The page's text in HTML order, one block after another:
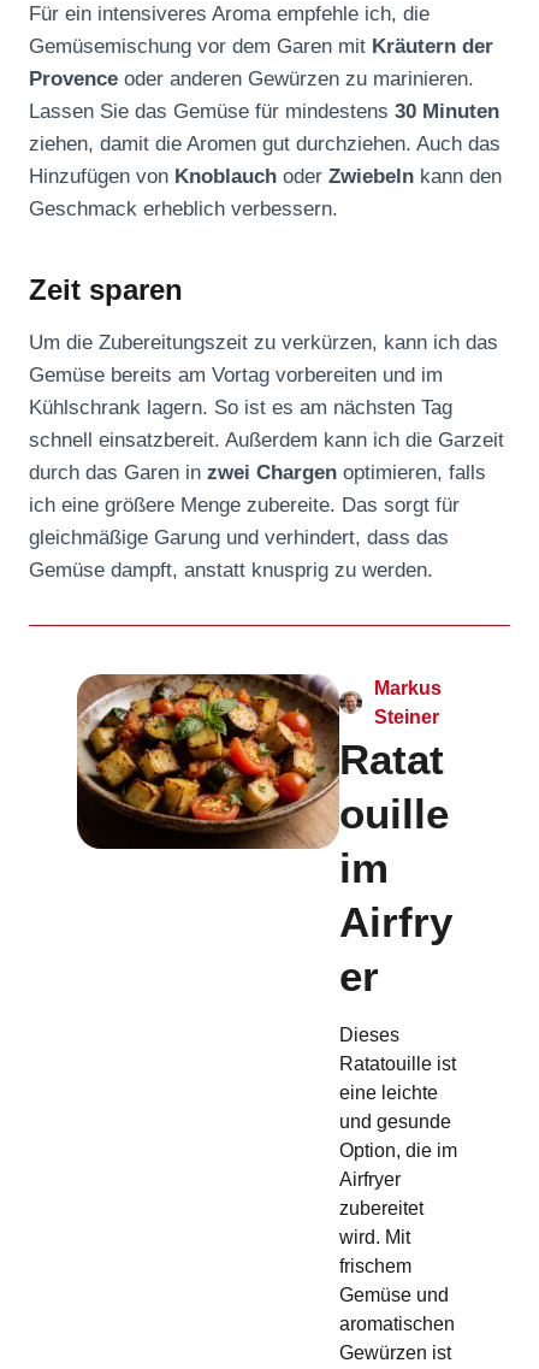
Für ein intensiveres Aroma empfehle ich, die
Gemüsemischung vor dem Garen mit Kräutern der
Provence oder anderen Gewürzen zu marinieren.
Lassen Sie das Gemüse für mindestens 30 Minuten
ziehen, damit die Aromen gut durchziehen. Auch das
Hinzufügen von Knoblauch oder Zwiebeln kann den
Geschmack erheblich verbessern.
Zeit sparen
Um die Zubereitungszeit zu verkürzen, kann ich das
Gemüse bereits am Vortag vorbereiten und im
Kühlschrank lagern. So ist es am nächsten Tag
schnell einsatzbereit. Außerdem kann ich die Garzeit
durch das Garen in zwei Chargen optimieren, falls
ich eine größere Menge zubereite. Das sorgt für
gleichmäßige Garung und verhindert, dass das
Gemüse dampft, anstatt knusprig zu werden.
Markus
Steiner
Ratat
ouille
im
Airfry
er
Dieses
Ratatouille ist
eine leichte
und gesunde
Option, die im
Airfryer
zubereitet
wird. Mit
frischem
Gemüse und
aromatischen
Gewürzen ist